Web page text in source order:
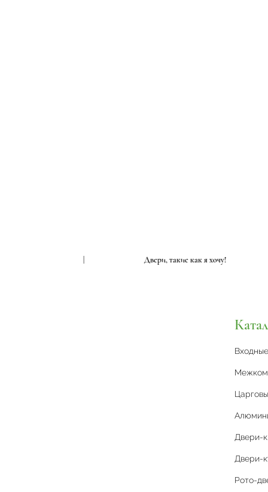
Двери, такие как я хочу!
Входные
Двери-
Двери-
Рото-